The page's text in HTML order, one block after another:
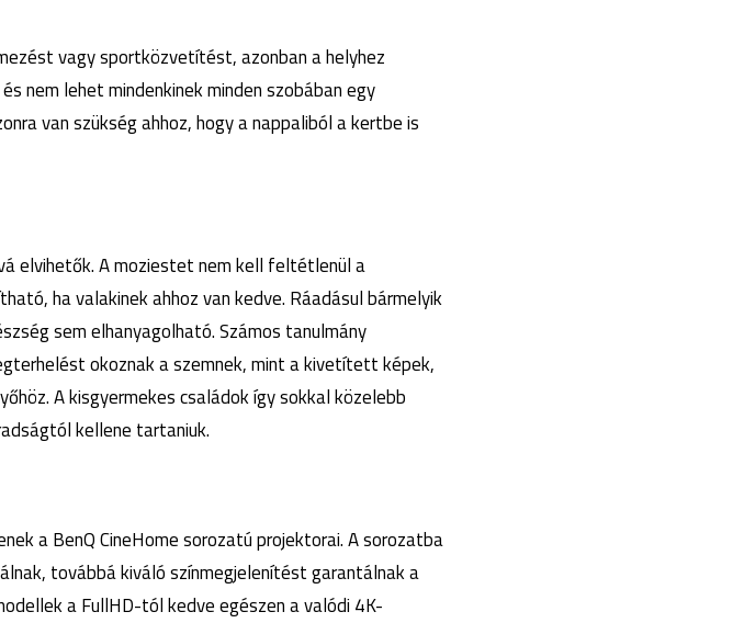
vagy sportközvetítést, azonban a helyhez
nem lehet mindenkinek minden szobában egy
van szükség ahhoz, hogy a nappaliból a kertbe is
elvihetők. A moziestet nem kell feltétlenül a
ha valakinek ahhoz van kedve. Ráadásul bármelyik
sem elhanyagolható. Számos tanulmány
okoznak a szemnek, mint a kivetített képek,
A kisgyermekes családok így sokkal közelebb
kellene tartaniuk.
a BenQ CineHome sorozatú projektorai. A sorozatba
továbbá kiváló színmegjelenítést garantálnak a
a FullHD-tól kedve egészen a valódi 4K-